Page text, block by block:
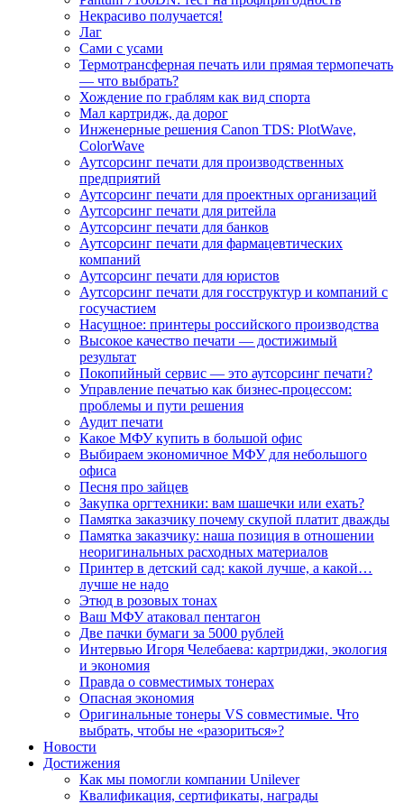
Некрасиво получается!
Лаг
Сами с усами
Термотрансферная печать или прямая термопечать
— что выбрать?
Хождение по граблям как вид спорта
Мал картридж, да дорог
Инженерные решения Canon TDS: PlotWave,
ColorWave
Аутсорсинг печати для производственных
предприятий
Аутсорсинг печати для проектных организаций
Аутсорсинг печати для ритейла
Аутсорсинг печати для банков
Аутсорсинг печати для фармацевтических
компаний
Аутсорсинг печати для юристов
Аутсорсинг печати для госструктур и компаний с
госучастием
Насущное: принтеры российского производства
Высокое качество печати — достижимый
результат
Покопийный сервис — это аутсорсинг печати?
Управление печатью как бизнес-процессом:
проблемы и пути решения
Аудит печати
Какое МФУ купить в большой офис
Выбираем экономичное МФУ для небольшого
офиса
Песня про зайцев
Закупка оргтехники: вам шашечки или ехать?
Памятка заказчику почему скупой платит дважды
Памятка заказчику: наша позиция в отношении
неоригинальных расходных материалов
Принтер в детский сад: какой лучше, а какой…
лучше не надо
Этюд в розовых тонах
Ваш МФУ атаковал пентагон
Две пачки бумаги за 5000 рублей
Интервью Игоря Челебаева: картриджи, экология
и экономия
Правда о совместимых тонерах
Опасная экономия
Оригинальные тонеры VS совместимые. Что
выбрать, чтобы не «разориться»?
Новости
Достижения
Как мы помогли компании Unilever
Квалификация, сертификаты, награды